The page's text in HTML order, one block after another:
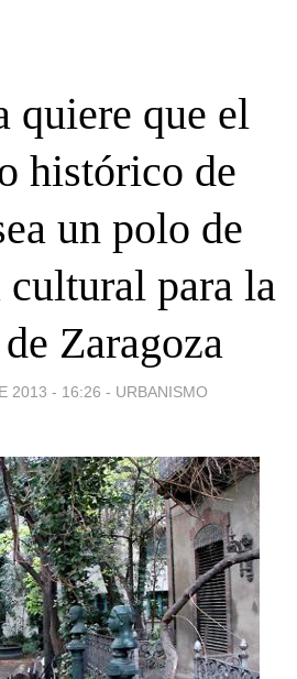
quiere que el
histórico de
un polo de
para la
Zaragoza
2013 - 16:26 - URBANISMO